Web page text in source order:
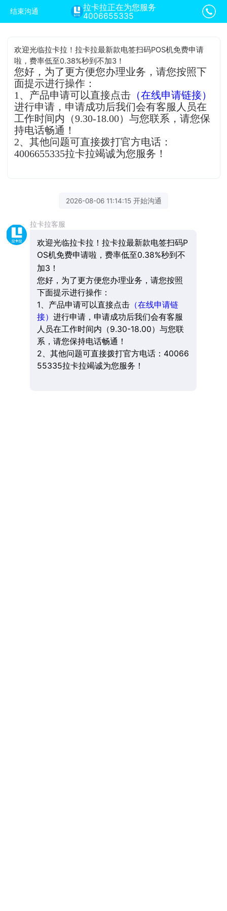
结束沟通
拉卡拉正在为您服务
4006655335
欢迎光临拉卡拉！拉卡拉最新款电签扫码POS机免费申请
啦，费率低至0.38%秒到不加3！
您好，为了更方便您办理业务，请您按照下
面提示进行操作：
1、产品申请可以直接点击 （在线申请链接）
进行申请，申请成功后我们会有客服人员在
工作时间内（9.30-18.00）与您联系，请您保
持电话畅通！
2、其他问题可直接拨打官方电话：
4006655335拉卡拉竭诚为您服务！
2026-08-06 11:14:15 开始沟通
拉卡拉客服
欢迎光临拉卡拉！拉卡拉最新款电签扫码P
OS机免费申请啦，费率低至0.38%秒到不
加3！
您好，为了更方便您办理业务，请您按照
下面提示进行操作：
1、产品申请可以直接点击（在线申请链
接） 进行申请，申请成功后我们会有客服
人员在工作时间内（9.30-18.00）与您联
系，请您保持电话畅通！
2、其他问题可直接拨打官方电话：40066
55335拉卡拉竭诚为您服务！